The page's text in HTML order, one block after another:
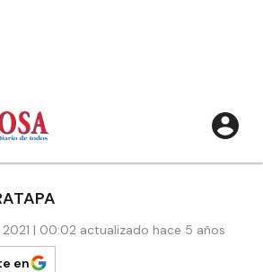
| 00:02 actualizado hace 5 años
en